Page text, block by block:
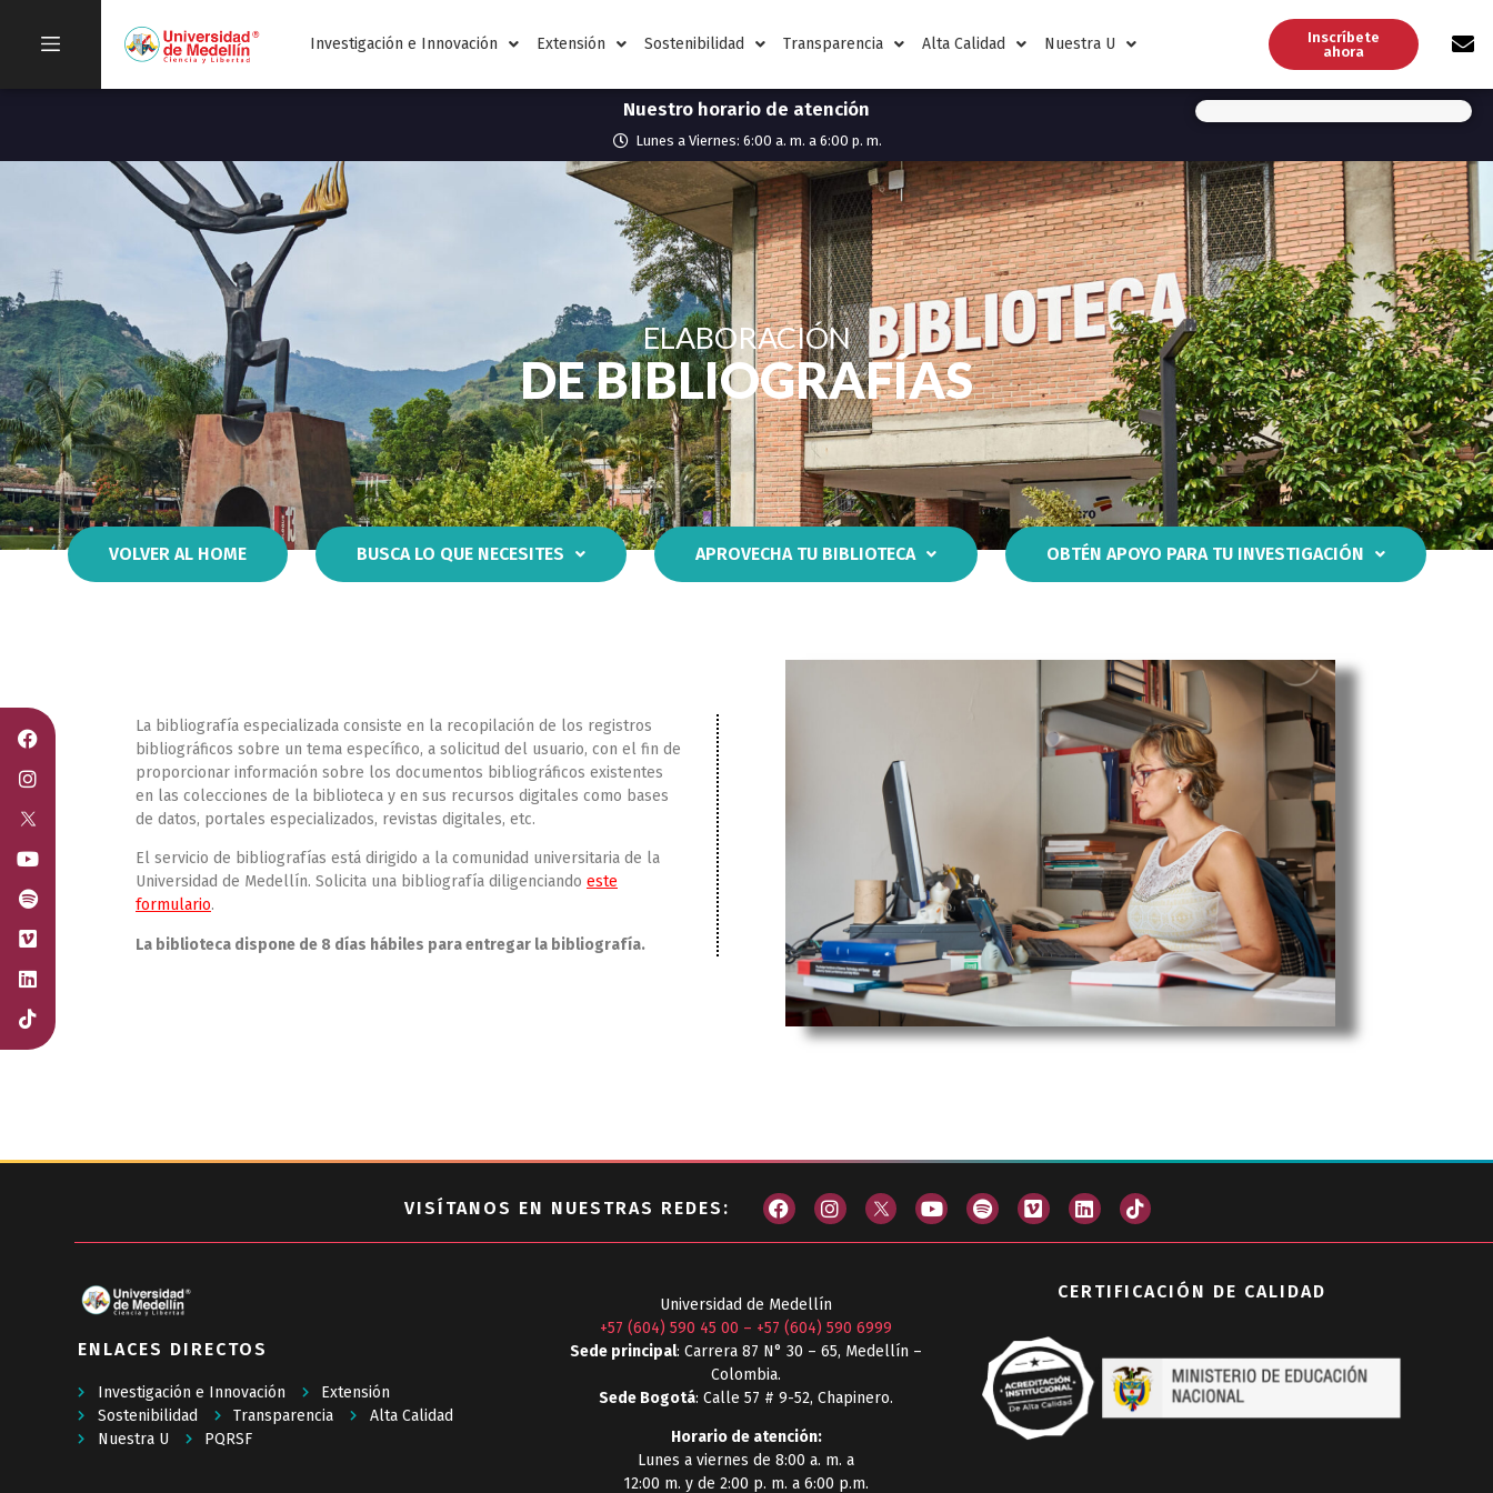
Investigación e Innovación Extensión Sostenibilidad Transparencia Alta Calidad Nuestra U
Inscríbete
ahora
Nuestro horario de atención
Lunes a Viernes: 6:00 a. m. a 6:00 p. m.
ELABORACIÓN
DE BIBLIOGRAFÍAS
VOLVER AL HOME BUSCA LO QUE NECESITES APROVECHA TU BIBLIOTECA OBTÉN APOYO PARA TU INVESTIGACIÓN
La bibliografía especializada consiste en la recopilación de los registros
bibliográficos sobre un tema específico, a solicitud del usuario, con el fin de
proporcionar información sobre los documentos bibliográficos existentes
en las colecciones de la biblioteca y en sus recursos digitales como bases
de datos, portales especializados, revistas digitales, etc.
El servicio de bibliografías está dirigido a la comunidad universitaria de la
Universidad de Medellín. Solicita una bibliografía diligenciando este
formulario.
La biblioteca dispone de 8 días hábiles para entregar la bibliografía.
VISÍTANOS EN NUESTRAS REDES:
ENLACES DIRECTOS
Investigación e Innovación
Extensión
Sostenibilidad
Transparencia
Alta Calidad
Nuestra U
PQRSF
Universidad de Medellín
+57 (604) 590 45 00 – +57 (604) 590 6999
Sede principal: Carrera 87 N° 30 – 65, Medellín –
Colombia.
Sede Bogotá: Calle 57 # 9-52, Chapinero.
Horario de atención:
Lunes a viernes de 8:00 a. m. a
12:00 m. y de 2:00 p. m. a 6:00 p.m.
CERTIFICACIÓN DE CALIDAD